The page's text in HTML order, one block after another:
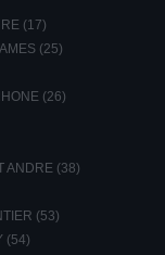
(17)
(25)
(26)
ANDRE (38)
(53)
(54)